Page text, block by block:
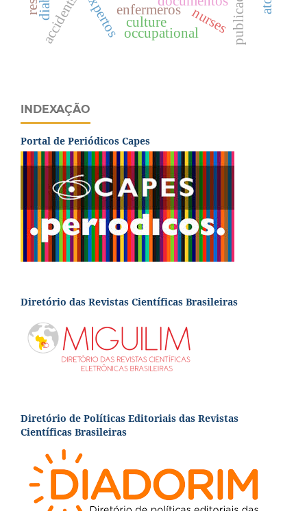
nurses
enfermeros
accidents occupational
culture
INDEXAÇÃO
Portal de Periódicos Capes
Diretório das Revistas Científicas Brasileiras
Diretório de Políticas Editoriais das Revistas
Científicas Brasileiras